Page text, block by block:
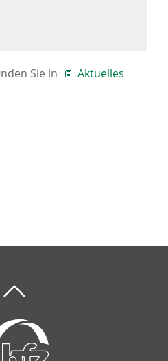
Sie in Aktuelles